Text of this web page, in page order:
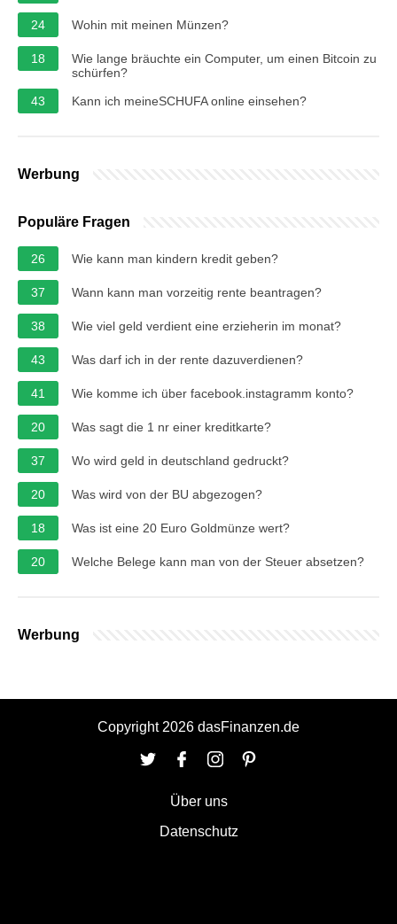
24 Wohin mit meinen Münzen?
18
Wie lange bräuchte ein Computer, um einen Bitcoin zu
schürfen?
43
Kann ich meineSCHUFA online einsehen?
Werbung
Populäre Fragen
26 Wie kann man kindern kredit geben?
37 Wann kann man vorzeitig rente beantragen?
38 Wie viel geld verdient eine erzieherin im monat?
43 Was darf ich in der rente dazuverdienen?
41 Wie komme ich über facebook.instagramm konto?
20 Was sagt die 1 nr einer kreditkarte?
37 Wo wird geld in deutschland gedruckt?
20 Was wird von der BU abgezogen?
18 Was ist eine 20 Euro Goldmünze wert?
20 Welche Belege kann man von der Steuer absetzen?
Werbung
Copyright 2026 dasFinanzen.de
Über uns
Datenschutz